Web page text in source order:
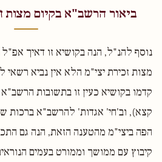
ביאור הרשב"א בקיום מצות
נוסף להנ"ל, הנה בקושיא זו דאיך אפ"ל
מצות זכירת יצי"מ הלא אין נביא רשאי
קדמו בקושיא כעין זו בתשובות
קצא), וב'חי' אגדות' להרשב"א ברכות
הפה ביצי"מ מהטענה הזאת, הנה גם
קיבוץ עם ממושך וממורט בעמים